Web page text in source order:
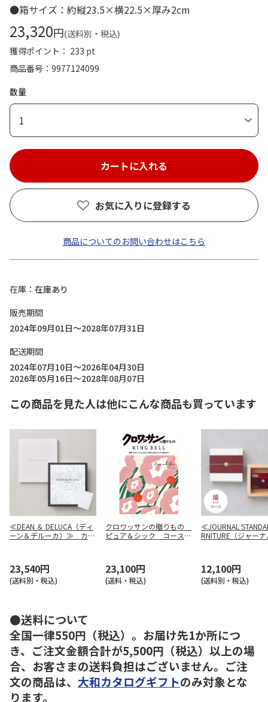
●箱サイズ：約縦23.5×横22.5×厚み2cm
23,320円(送料別・税込)
獲得ポイント： 233 pt
商品番号
9977124099
数量
1
お気に入りに登録する
商品についてのお問い合わせはこちら
在庫
在庫あり
販売期間
2024年09月01日～2028年07月31日
配送期間
2024年07月10日～2026年04月30日
2026年05月16日～2028年08月07日
この商品を見た人は他にこんな商品も買っています
≪DEAN ＆ DELUCA（ディ
ーン＆デルーカ）≫ カタ
23,540円
(送料別・税込)
クロワッサンの贈りもの
ピュア＆シック コース
23,100円
(送料・税込)
≪JOURNAL
RNITURE（ジャー
12,100円
(送料別・税込)
●送料について
全国一律550円（税込）。お届け先1か所につ
き、ご注文金額合計が5,500円（税込）以上の場
合、お客さまの送料負担はございません。ご注
文の商品は、 大和カタログギフトのみ対象とな
ります。